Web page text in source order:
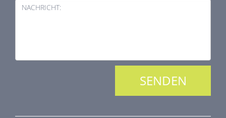
NACHRICHT: